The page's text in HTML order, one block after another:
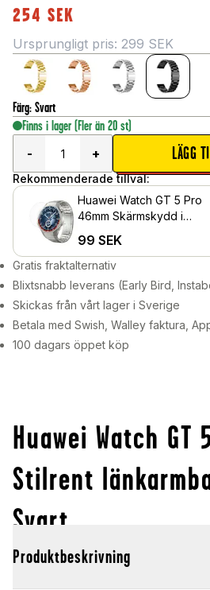
254 SEK
Ursprungligt pris: 299 SEK
Färg: Svart
Finns i lager (Fler än 20 st)
-
+ LÄGG
Rekommenderade tillval:
Huawei Watch GT 5 Pro
46mm Skärmskydd i
99 SEK
Gratis fraktalternativ
Blixtsnabb leverans (Early Bird,
Skickas från vårt lager i Sverige
Betala med Swish, Walley faktura,
100 dagars öppet köp
Huawei Watch GT
Stilrent
Svart
Produktbeskrivning